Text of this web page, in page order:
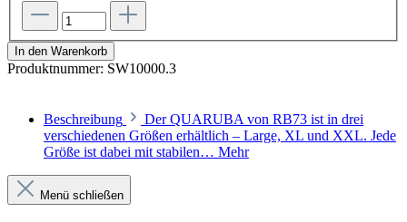
In den Warenkorb
Produktnummer: SW10000.3
Beschreibung
Der QUARUBA von RB73 ist in drei
verschiedenen Größen erhältlich – Large, XL und XXL. Jede
Größe ist dabei mit stabilen… Mehr
Menü schließen